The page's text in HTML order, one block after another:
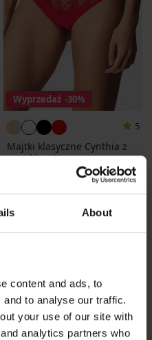
About
content and ads, to
to analyse our traffic.
your use of our site with
analytics partners who
Wyprzedaż -30%
5
Majtki klasyczne Cynthia z
wysokim stanem
Pierwotna cena
133,99 zł